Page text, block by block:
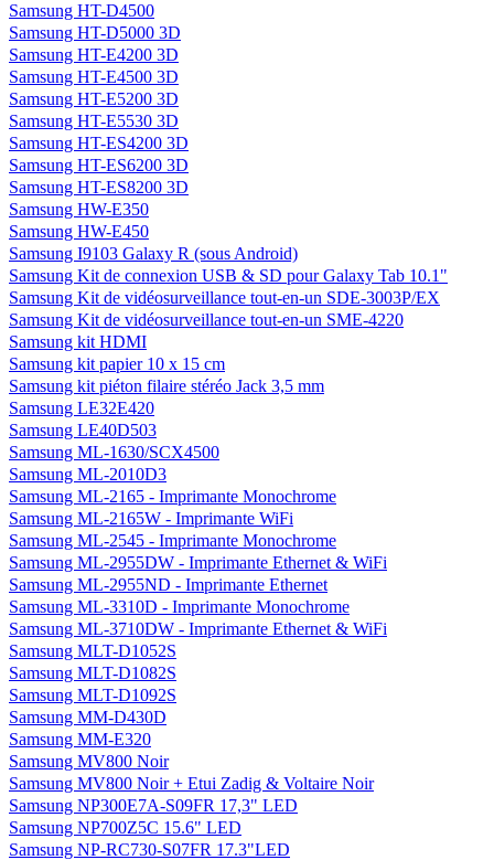
Samsung HT-D4500
Samsung HT-D5000 3D
Samsung HT-E4200 3D
Samsung HT-E4500 3D
Samsung HT-E5200 3D
Samsung HT-E5530 3D
Samsung HT-ES4200 3D
Samsung HT-ES6200 3D
Samsung HT-ES8200 3D
Samsung HW-E350
Samsung HW-E450
Samsung I9103 Galaxy R (sous Android)
Samsung Kit de connexion USB & SD pour Galaxy Tab 10.1"
Samsung Kit de vidéosurveillance tout-en-un SDE-3003P/EX
Samsung Kit de vidéosurveillance tout-en-un SME-4220
Samsung kit HDMI
Samsung kit papier 10 x 15 cm
Samsung kit piéton filaire stéréo Jack 3,5 mm
Samsung LE32E420
Samsung LE40D503
Samsung ML-1630/SCX4500
Samsung ML-2010D3
Samsung ML-2165 - Imprimante Monochrome
Samsung ML-2165W - Imprimante WiFi
Samsung ML-2545 - Imprimante Monochrome
Samsung ML-2955DW - Imprimante Ethernet & WiFi
Samsung ML-2955ND - Imprimante Ethernet
Samsung ML-3310D - Imprimante Monochrome
Samsung ML-3710DW - Imprimante Ethernet & WiFi
Samsung MLT-D1052S
Samsung MLT-D1082S
Samsung MLT-D1092S
Samsung MM-D430D
Samsung MM-E320
Samsung MV800 Noir
Samsung MV800 Noir + Etui Zadig & Voltaire Noir
Samsung NP300E7A-S09FR 17,3" LED
Samsung NP700Z5C 15.6" LED
Samsung NP-RC730-S07FR 17.3"LED